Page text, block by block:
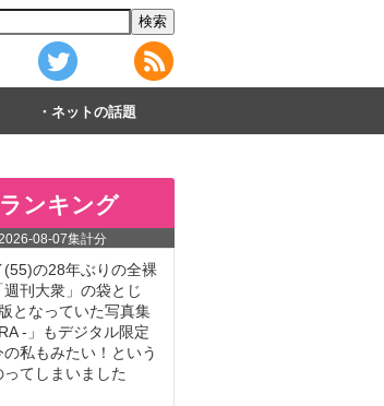
ネットの話題
ンキング
08-07集計分
(55)の28年ぶりの全裸
刊大衆」の袋とじ
となっていた写真集
-」もデジタル限定
私もみたい！という
てしまいました